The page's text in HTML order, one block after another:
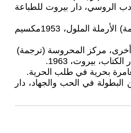
الروسي، دار بيروت للطباعة
= في سبيل امرأة (ترجمة) الأرملة الملول، 1953مكسيم
مركز المحروسة (ترجمة)
بيروت، 1963.
بحرية في طلب الحرية.
في الحب والجهاد، دار